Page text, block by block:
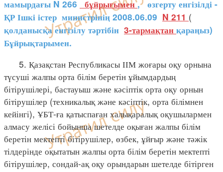
мамырдағы N 266
бұйрығымен,өзгерту енгізілді -
ҚР Ішкі істер министрінің 2008.06.09 N 211 (
қолданысқа енгізілу тәртібін 3-тармақтан қараңыз)
Бұйрықтарымен.
5. Қазақстан Республикасы ІІМ жоғары оқу орнына
түсуші жалпы орта білім беретін ұйымдардың
бітірушілері, бастауыш және кәсіптік орта оқу орнын
бітірушілер (техникалық және кәсіптік, орта білімнен
кейінгі), ҰБТ-ға қатыспаған халықаралық оқушылармен
алмасу желісі бойынша шетелде оқыған жалпы білім
беретін мектепті бітірушілер, өзбек, ұйғыр және тәжік
тілдерінде оқытатын жалпы орта білім беретін мектепті
бітірушілер, сондай-ақ оқу орындарын шетелде бітірген